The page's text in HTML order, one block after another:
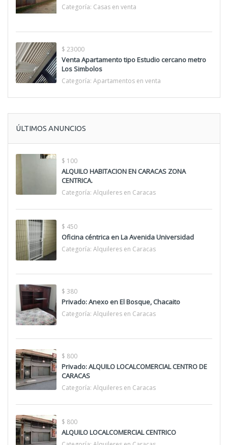
Categoría: Casas en venta
$ 23000
Venta Apartamento tipo Estudio cercano metro
Los Simbolos
Categoría: Apartamentos en venta
ÚLTIMOS ANUNCIOS
$ 100
ALQUILO HABITACION EN CARACAS ZONA
CENTRICA.
Categoría: Alquileres en Caracas
$ 450
Oficina céntrica en La Avenida Universidad
Categoría: Alquileres en Caracas
$ 380
Privado: Anexo en El Bosque, Chacaito
Categoría: Alquileres en Caracas
$ 800
Privado: ALQUILO LOCALCOMERCIAL CENTRO DE
CARACAS
Categoría: Alquileres en Caracas
$ 800
ALQUILO LOCALCOMERCIAL CENTRICO